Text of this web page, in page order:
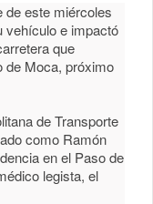
de este miércoles
vehículo e impactó
que
de Moca, próximo
de Transporte
como Ramón
en el Paso de
legista, el